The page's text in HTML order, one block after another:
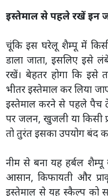
इस्तेमाल से पहले रखें इन
चूंकि इस घरेलू शैम्पू में किसी
डाला जाता, इसलिए इसे
रखें। बेहतर होगा कि इसे
भीतर इस्तेमाल कर लिया
इस्तेमाल करने से पहले पैच
पर जलन, खुजली या किसी
तो तुरंत इसका उपयोग बंद
नीम से बना यह हर्बल
आसान, किफायती और
इस्तेमाल से यह स्कैल्प को